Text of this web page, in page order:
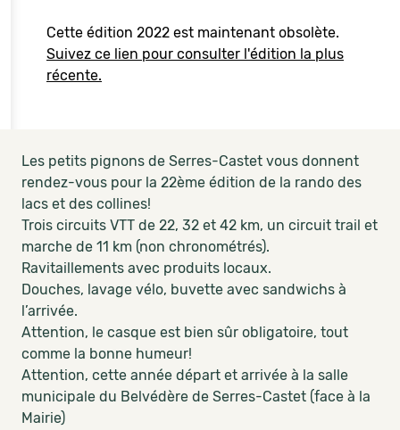
Cette édition 2022 est maintenant obsolète.
Suivez ce lien pour consulter l'édition la plus
récente.
Les petits pignons de Serres-Castet vous donnent
rendez-vous pour la 22ème édition de la rando des
lacs et des collines!
Trois circuits VTT de 22, 32 et 42 km, un circuit trail et
marche de 11 km (non chronométrés).
Ravitaillements avec produits locaux.
Douches, lavage vélo, buvette avec sandwichs à
l’arrivée.
Attention, le casque est bien sûr obligatoire, tout
comme la bonne humeur!
Attention, cette année départ et arrivée à la salle
municipale du Belvédère de Serres-Castet (face à la
Mairie)